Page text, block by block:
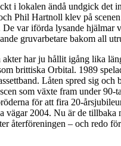
i lokalen ändå undgick det
Phil Hartnoll klev på
De var iförda lysande hjälmar
gruvarbetare bakom all
akter har ju hållit igång lika
brittiska Orbital. 1989
Låten spred sig och
som växte fram under 90-
för att fira 20-
vägar 2004. Nu är de tillbaka
återföreningen – och redo